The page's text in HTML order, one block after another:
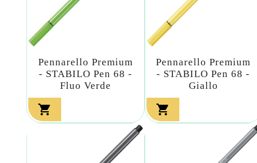
Pennarello Premium
- STABILO Pen 68 -
Fluo Verde

Pennarello Premium
- STABILO Pen 68 -
Giallo
